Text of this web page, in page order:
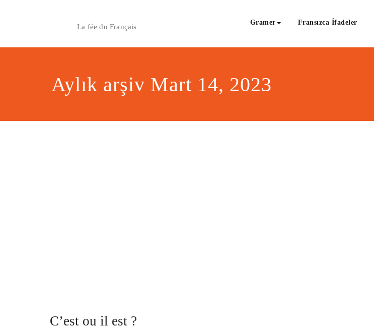
La fée du Français
Gramer Fransızca İfadeler
Aylık arşiv Mart 14, 2023
C’est ou il est ?